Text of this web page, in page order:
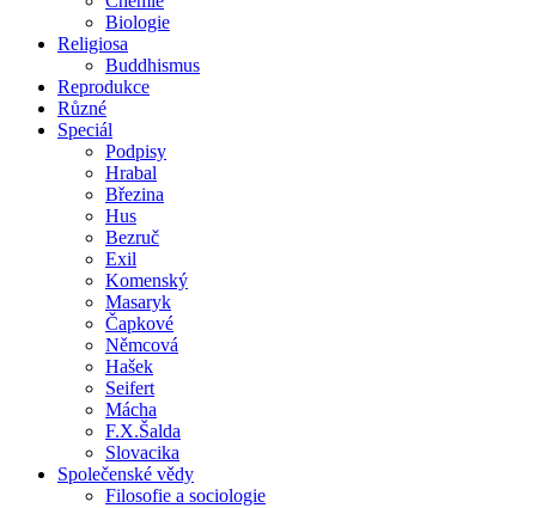
Biologie
Religiosa
Buddhismus
Reprodukce
Různé
Speciál
Podpisy
Hrabal
Březina
Hus
Bezruč
Exil
Komenský
Masaryk
Čapkové
Němcová
Hašek
Seifert
Mácha
F.X.Šalda
Slovacika
Společenské vědy
Filosofie a sociologie